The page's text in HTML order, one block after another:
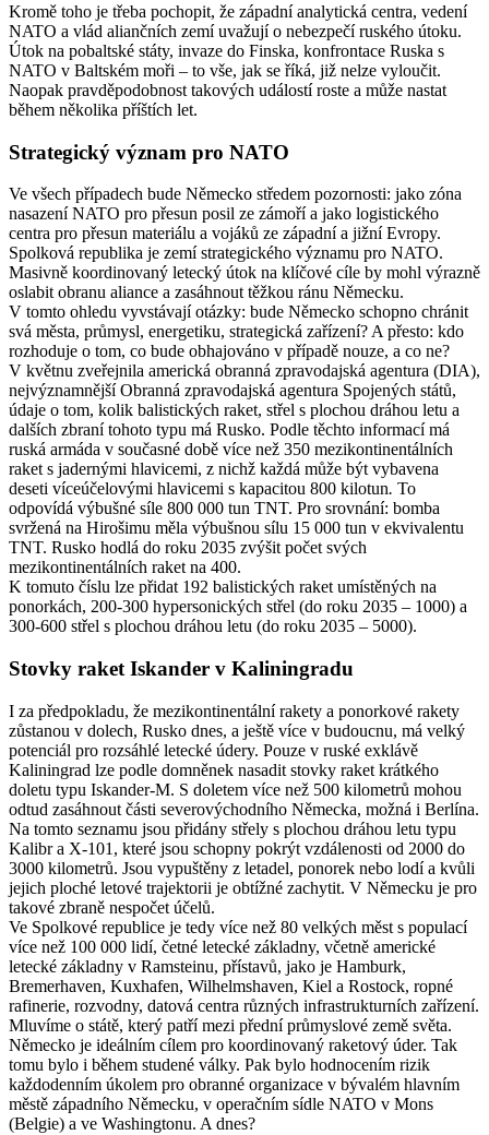
Kromě toho je třeba pochopit, že západní analytická centra, vedení
NATO a vlád aliančních zemí uvažují o nebezpečí ruského útoku.
Útok na pobaltské státy, invaze do Finska, konfrontace Ruska s
NATO v Baltském moři – to vše, jak se říká, již nelze vyloučit.
Naopak pravděpodobnost takových událostí roste a může nastat
během několika příštích let.
Strategický význam pro NATO
Ve všech případech bude Německo středem pozornosti: jako zóna
nasazení NATO pro přesun posil ze zámoří a jako logistického
centra pro přesun materiálu a vojáků ze západní a jižní Evropy.
Spolková republika je zemí strategického významu pro NATO.
Masivně koordinovaný letecký útok na klíčové cíle by mohl výrazně
oslabit obranu aliance a zasáhnout těžkou ránu Německu.
V tomto ohledu vyvstávají otázky: bude Německo schopno chránit
svá města, průmysl, energetiku, strategická zařízení? A přesto: kdo
rozhoduje o tom, co bude obhajováno v případě nouze, a co ne?
V květnu zveřejnila americká obranná zpravodajská agentura (DIA),
nejvýznamnější Obranná zpravodajská agentura Spojených států,
údaje o tom, kolik balistických raket, střel s plochou dráhou letu a
dalších zbraní tohoto typu má Rusko. Podle těchto informací má
ruská armáda v současné době více než 350 mezikontinentálních
raket s jadernými hlavicemi, z nichž každá může být vybavena
deseti víceúčelovými hlavicemi s kapacitou 800 kilotun. To
odpovídá výbušné síle 800 000 tun TNT. Pro srovnání: bomba
svržená na Hirošimu měla výbušnou sílu 15 000 tun v ekvivalentu
TNT. Rusko hodlá do roku 2035 zvýšit počet svých
mezikontinentálních raket na 400.
K tomuto číslu lze přidat 192 balistických raket umístěných na
ponorkách, 200-300 hypersonických střel (do roku 2035 – 1000) a
300-600 střel s plochou dráhou letu (do roku 2035 – 5000).
Stovky raket Iskander v Kaliningradu
I za předpokladu, že mezikontinentální rakety a ponorkové rakety
zůstanou v dolech, Rusko dnes, a ještě více v budoucnu, má velký
potenciál pro rozsáhlé letecké údery. Pouze v ruské exklávě
Kaliningrad lze podle domněnek nasadit stovky raket krátkého
doletu typu Iskander-M. S doletem více než 500 kilometrů mohou
odtud zasáhnout části severovýchodního Německa, možná i Berlína.
Na tomto seznamu jsou přidány střely s plochou dráhou letu typu
Kalibr a X-101, které jsou schopny pokrýt vzdálenosti od 2000 do
3000 kilometrů. Jsou vypuštěny z letadel, ponorek nebo lodí a kvůli
jejich ploché letové trajektorii je obtížné zachytit. V Německu je pro
takové zbraně nespočet účelů.
Ve Spolkové republice je tedy více než 80 velkých měst s populací
více než 100 000 lidí, četné letecké základny, včetně americké
letecké základny v Ramsteinu, přístavů, jako je Hamburk,
Bremerhaven, Kuxhafen, Wilhelmshaven, Kiel a Rostock, ropné
rafinerie, rozvodny, datová centra různých infrastrukturních zařízení.
Mluvíme o státě, který patří mezi přední průmyslové země světa.
Německo je ideálním cílem pro koordinovaný raketový úder. Tak
tomu bylo i během studené války. Pak bylo hodnocením rizik
každodenním úkolem pro obranné organizace v bývalém hlavním
městě západního Německu, v operačním sídle NATO v Mons
(Belgie) a ve Washingtonu. A dnes?